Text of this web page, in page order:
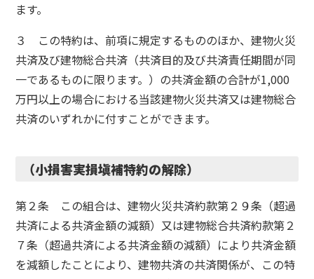
ます。
３ この特約は、前項に規定するもののほか、建物火災
共済及び建物総合共済（共済目的及び共済責任期間が同
一であるものに限ります。）の共済金額の合計が1,000
万円以上の場合における当該建物火災共済又は建物総合
共済のいずれかに付すことができます。
（小損害実損塡補特約の解除）
第２条 この組合は、建物火災共済約款第２９条（超過
共済による共済金額の減額）又は建物総合共済約款第２
７条（超過共済による共済金額の減額）により共済金額
を減額したことにより、建物共済の共済関係が、この特